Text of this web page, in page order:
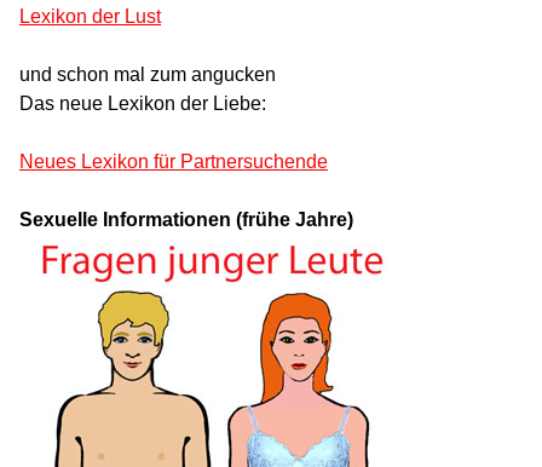
Lexikon der Lust
und schon mal zum angucken
Das neue Lexikon der Liebe:
Neues Lexikon für Partnersuchende
Sexuelle Informationen (frühe Jahre)